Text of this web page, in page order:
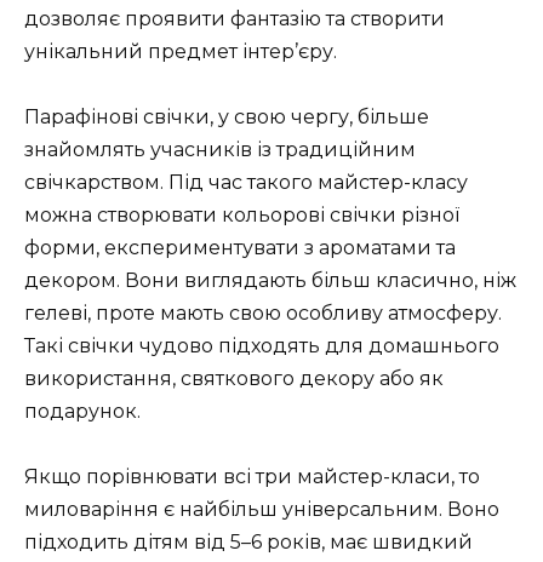
дозволяє проявити фантазію та створити
унікальний предмет інтер’єру.
Парафінові свічки, у свою чергу, більше
знайомлять учасників із традиційним
свічкарством. Під час такого майстер-класу
можна створювати кольорові свічки різної
форми, експериментувати з ароматами та
декором. Вони виглядають більш класично, ніж
гелеві, проте мають свою особливу атмосферу.
Такі свічки чудово підходять для домашнього
використання, святкового декору або як
подарунок.
Якщо порівнювати всі три майстер-класи, то
миловаріння є найбільш універсальним. Воно
підходить дітям від 5–6 років, має швидкий